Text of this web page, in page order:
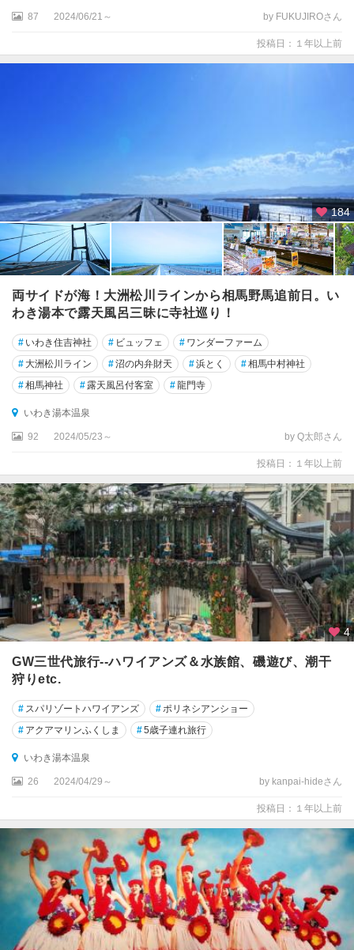
87 2024/06/21～ by FUKUJIROさん
投稿日：１年以上前
184
両サイドが海！大洲松川ラインから相馬野馬追前日。い
わき湯本で露天風呂三昧に寺社巡り！
# いわき住吉神社 # ビュッフェ # ワンダーファーム
# 大洲松川ライン #沼の内弁財天 #浜とく #相馬中村神社
#相馬神社 # 露天風呂付客室 #龍門寺
いわき湯本温泉
92 2024/05/23～ by Q太郎さん
投稿日：１年以上前
4
GW三世代旅行--ハワイアンズ＆水族館、磯遊び、潮干
狩りetc.
# スパリゾートハワイアンズ #ポリネシアンショー
# アクアマリンふくしま #5歳子連れ旅行
いわき湯本温泉
26 2024/04/29～ by kanpai-hideさん
投稿日：１年以上前